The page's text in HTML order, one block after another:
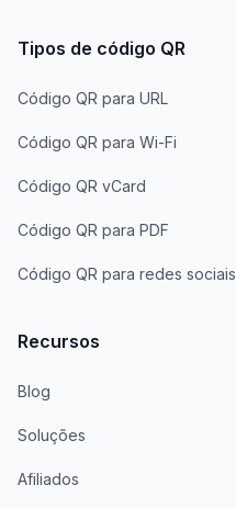
Tipos de código QR
Código QR para URL
Código QR para Wi-Fi
Código QR vCard
Código QR para PDF
Código QR para redes sociais
Recursos
Blog
Soluções
Afiliados